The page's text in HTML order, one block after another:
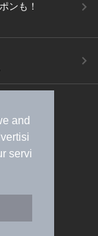
and
servi
ンも！
ご案内
規約
採用情報